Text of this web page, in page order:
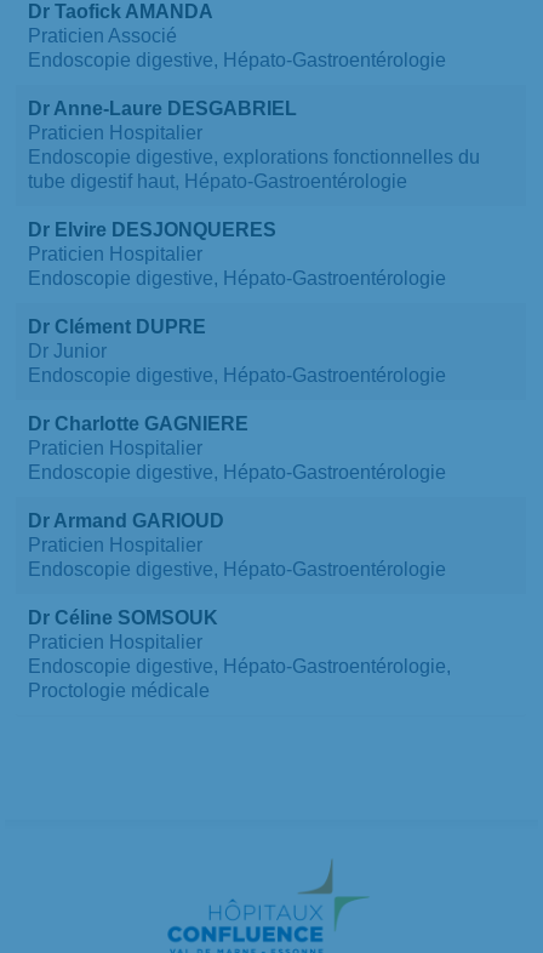
Dr Taofick AMANDA
Praticien Associé
Endoscopie digestive, Hépato-Gastroentérologie
Dr Anne-Laure DESGABRIEL
Praticien Hospitalier
Endoscopie digestive, explorations fonctionnelles du
tube digestif haut, Hépato-Gastroentérologie
Dr Elvire DESJONQUERES
Praticien Hospitalier
Endoscopie digestive, Hépato-Gastroentérologie
Dr Clément DUPRE
Dr Junior
Endoscopie digestive, Hépato-Gastroentérologie
Dr Charlotte GAGNIERE
Praticien Hospitalier
Endoscopie digestive, Hépato-Gastroentérologie
Dr Armand GARIOUD
Praticien Hospitalier
Endoscopie digestive, Hépato-Gastroentérologie
Dr Céline SOMSOUK
Praticien Hospitalier
Endoscopie digestive, Hépato-Gastroentérologie,
Proctologie médicale